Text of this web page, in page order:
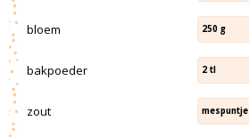
bloem 250 g
bakpoeder 2 tl
zout mespuntje